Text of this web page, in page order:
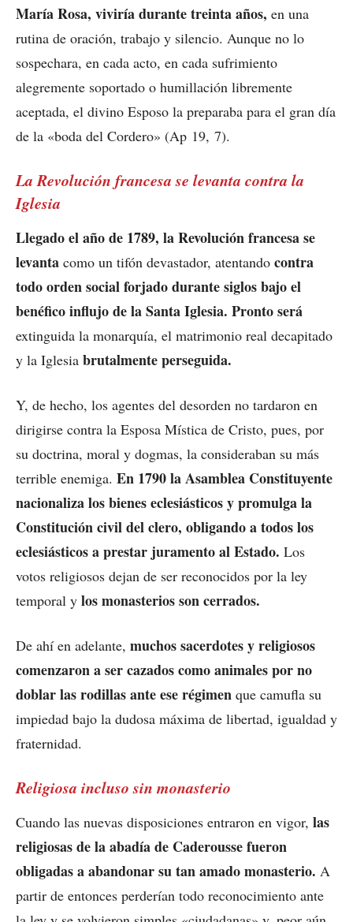
María Rosa, viviría durante treinta años, en una
rutina de oración, trabajo y silencio. Aunque no lo
sospechara, en cada acto, en cada sufrimiento
alegremente soportado o humillación libremente
aceptada, el divino Esposo la preparaba para el gran día
de la «boda del Cordero» (Ap 19, 7).
La Revolución francesa se levanta contra la
Iglesia
Llegado el año de 1789, la Revolución francesa se
levanta como un tifón devastador, atentando contra
todo orden social forjado durante siglos bajo el
benéfico influjo de la Santa Iglesia. Prontoserá
extinguida la monarquía, el matrimonio real decapitado
y la Iglesia brutalmente perseguida.
Y, de hecho, los agentes del desorden no tardaron en
dirigirse contra la Esposa Mística de Cristo, pues, por
su doctrina, moral y dogmas, la consideraban su más
terrible enemiga. En 1790 la Asamblea Constituyente
nacionaliza los bienes eclesiásticos y promulga la
Constitución civil del clero, obligando a todos los
eclesiásticos a prestar juramento al Estado. Los
votos religiosos dejan de ser reconocidos por la ley
temporal y los monasterios son cerrados.
De ahí en adelante, muchos sacerdotes y religiosos
comenzaron a ser cazados como animales por no
doblar las rodillas ante ese régimen que camufla su
impiedad bajo la dudosa máxima de libertad, igualdad y
fraternidad.
Religiosa incluso sin monasterio
Cuando las nuevas disposiciones entraron en vigor, las
religiosas de la abadía de Caderousse fueron
obligadas a abandonar su tan amado monasterio. A
partir de entonces perderían todo reconocimiento ante